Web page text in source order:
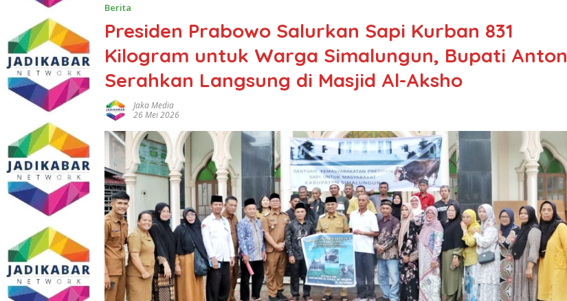
Berita
Presiden Prabowo Salurkan Sapi Kurban 831
Kilogram untuk Warga Simalungun, Bupati Anton
Serahkan Langsung di Masjid Al-Aksho
Jaka Media
26 Mei 2026